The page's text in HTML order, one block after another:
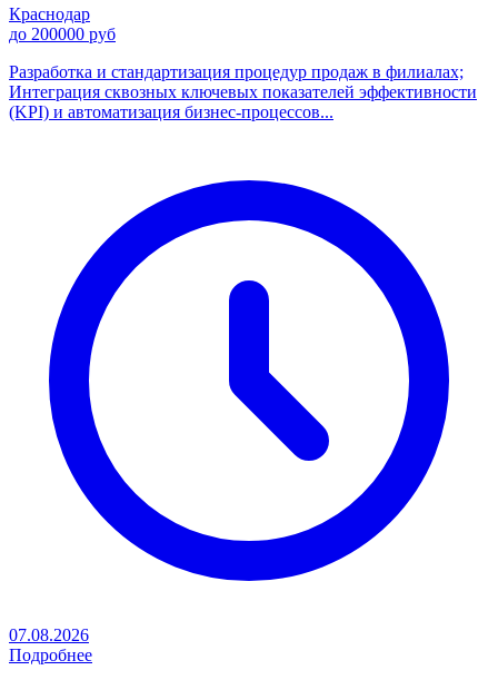
Краснодар
до 200000 руб
Разработка и стандартизация процедур продаж в филиалах;
Интеграция сквозных ключевых показателей эффективности
(KPI) и автоматизация бизнес-процессов...
07.08.2026
Подробнее